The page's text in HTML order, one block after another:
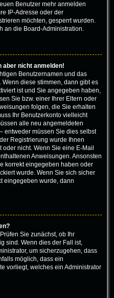
Benutzer mehr anmelden
IP-Adresse oder der
möchten, gesperrt wurden.
an die Board-Administration.
aber nicht anmelden!
Benutzernamen und das
diese stimmen, dann gibt es
ist und Sie angegeben haben,
Sie bzw. einer Ihrer Eltern oder
folgen, die Sie erhalten
Ihr Benutzerkonto vielleicht
alle neu angemeldeten
entweder müssen Sie dies selbst
Registrierung wurde Ihnen
nicht. Wenn Sie eine E-Mail
Anweisungen. Ansonsten
korrekt eingegeben haben oder
wurde. Wenn Sie sich sicher
eingegeben wurde, dann
Sie zunächst, ob Ihr
sind. Wenn dies der Fall ist,
um sicherzugehen, dass
möglich, dass ein
vorliegt, welches ein Administrator